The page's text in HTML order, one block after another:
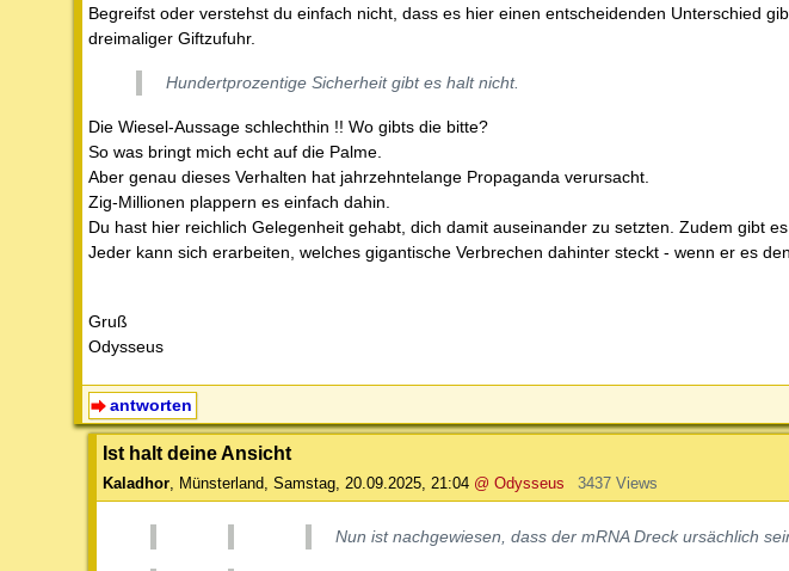
Begreifst oder verstehst du einfach nicht, dass es hier einen entscheidenden Unterschied
dreimaliger Giftzufuhr.
Hundertprozentige Sicherheit gibt es halt nicht.
Die Wiesel-Aussage schlechthin !! Wo gibts die bitte?
So was bringt mich echt auf die Palme.
Aber genau dieses Verhalten hat jahrzehntelange Propaganda verursacht.
Zig-Millionen plappern es einfach dahin.
Du hast hier reichlich Gelegenheit gehabt, dich damit auseinander zu setzten. Zudem gibt
Jeder kann sich erarbeiten, welches gigantische Verbrechen dahinter steckt - wenn er es
Gruß
Odysseus
antworten
Ist halt deine Ansicht
Kaladhor, Münsterland, Samstag, 20.09.2025, 21:04 @ Odysseus 3437 Views
Nun ist nachgewiesen, dass der mRNA Dreck ursächlich